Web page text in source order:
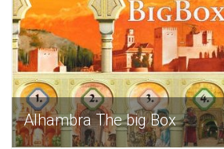
Alhambra The big Box